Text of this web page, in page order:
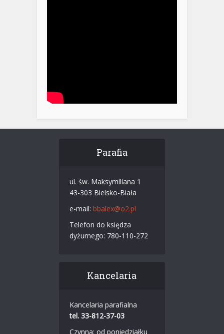
Parafia
ul. św. Maksymiliana 1
43-303 Bielsko-Biała
e-mail: bbalex@o2.pl
Telefon do księdza
dyżurnego: 780-110-272
Kancelaria
Kancelaria parafialna
tel. 33-812-37-03
Czynna: od poniedziałku